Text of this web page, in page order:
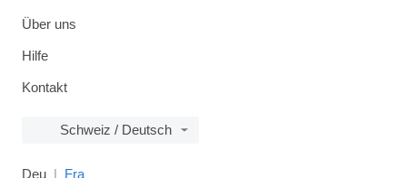
Über uns
Hilfe
Kontakt
Schweiz / Deutsch
Deu Fra